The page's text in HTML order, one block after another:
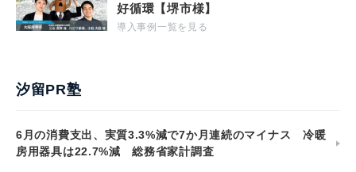
好循環【堺市様】
導入事例一覧を見る
汐留PR塾
6月の消費支出、実質3.3%減で7か月連続のマイナス 冷暖
房用器具は22.7%減 総務省家計調査